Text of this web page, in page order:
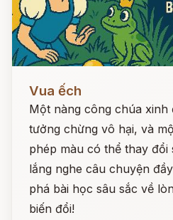
Đọc ngay
Vua ếch
Một nàng công chúa xinh
tưởng chừng vô hại, và
phép màu có thể thay
lắng nghe câu chuyện
phá bài học sâu sắc về
biến đổi!